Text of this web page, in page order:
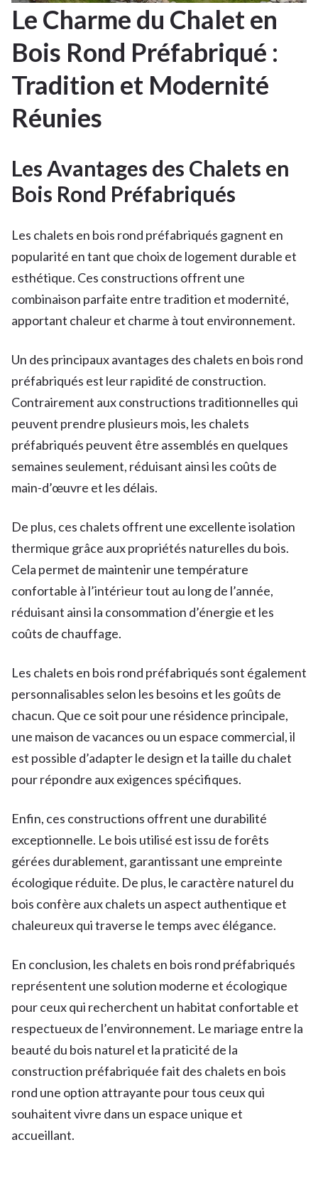
Le Charme du Chalet en
Bois Rond Préfabriqué :
Tradition et Modernité
Réunies
Les Avantages des Chalets en
Bois Rond Préfabriqués
Les chalets en bois rond préfabriqués gagnent en
popularité en tant que choix de logement durable et
esthétique. Ces constructions offrent une
combinaison parfaite entre tradition et modernité,
apportant chaleur et charme à tout environnement.
Un des principaux avantages des chalets en bois rond
préfabriqués est leur rapidité de construction.
Contrairement aux constructions traditionnelles qui
peuvent prendre plusieurs mois, les chalets
préfabriqués peuvent être assemblés en quelques
semaines seulement, réduisant ainsi les coûts de
main-d’œuvre et les délais.
De plus, ces chalets offrent une excellente isolation
thermique grâce aux propriétés naturelles du bois.
Cela permet de maintenir une température
confortable à l’intérieur tout au long de l’année,
réduisant ainsi la consommation d’énergie et les
coûts de chauffage.
Les chalets en bois rond préfabriqués sont également
personnalisables selon les besoins et les goûts de
chacun. Que ce soit pour une résidence principale,
une maison de vacances ou un espace commercial, il
est possible d’adapter le design et la taille du chalet
pour répondre aux exigences spécifiques.
Enfin, ces constructions offrent une durabilité
exceptionnelle. Le bois utilisé est issu de forêts
gérées durablement, garantissant une empreinte
écologique réduite. De plus, le caractère naturel du
bois confère aux chalets un aspect authentique et
chaleureux qui traverse le temps avec élégance.
En conclusion, les chalets en bois rond préfabriqués
représentent une solution moderne et écologique
pour ceux qui recherchent un habitat confortable et
respectueux de l’environnement. Le mariage entre la
beauté du bois naturel et la praticité de la
construction préfabriquée fait des chalets en bois
rond une option attrayante pour tous ceux qui
souhaitent vivre dans un espace unique et
accueillant.